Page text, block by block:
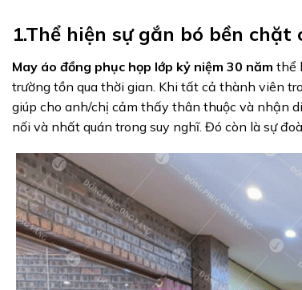
1.Thể hiện sự gắn bó bền chặt
May áo đồng phục họp lớp kỷ niệm 30 năm thể
trường tồn qua thời gian. Khi tất cả thành viên
giúp cho anh/chị cảm thấy thân thuộc và nhận
nối và nhất quán trong suy nghĩ. Đó còn là sự